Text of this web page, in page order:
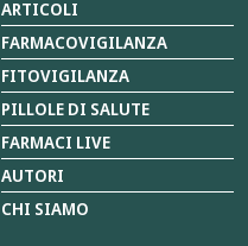
ARTICOLI
FARMACOVIGILANZA
FITOVIGILANZA
PILLOLE DI SALUTE
FARMACI LIVE
AUTORI
CHI SIAMO